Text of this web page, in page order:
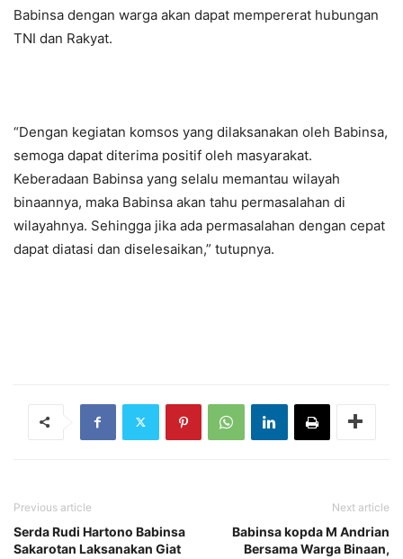
Babinsa dengan warga akan dapat mempererat hubungan
TNI dan Rakyat.
“Dengan kegiatan komsos yang dilaksanakan oleh Babinsa,
semoga dapat diterima positif oleh masyarakat.
Keberadaan Babinsa yang selalu memantau wilayah
binaannya, maka Babinsa akan tahu permasalahan di
wilayahnya. Sehingga jika ada permasalahan dengan cepat
dapat diatasi dan diselesaikan,” tutupnya.
Previous article
Serda Rudi Hartono Babinsa
Sakarotan Laksanakan Giat
Next article
Babinsa kopda M Andrian
Bersama Warga Binaan,